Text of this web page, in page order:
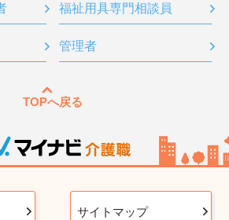
福祉用具専門相談員
管理者
TOPへ戻る
サイトマップ